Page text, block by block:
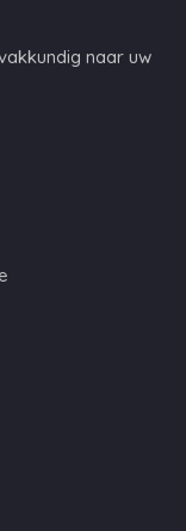
naar uw